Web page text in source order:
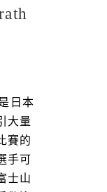
日本
大量
賽的
手可
士山